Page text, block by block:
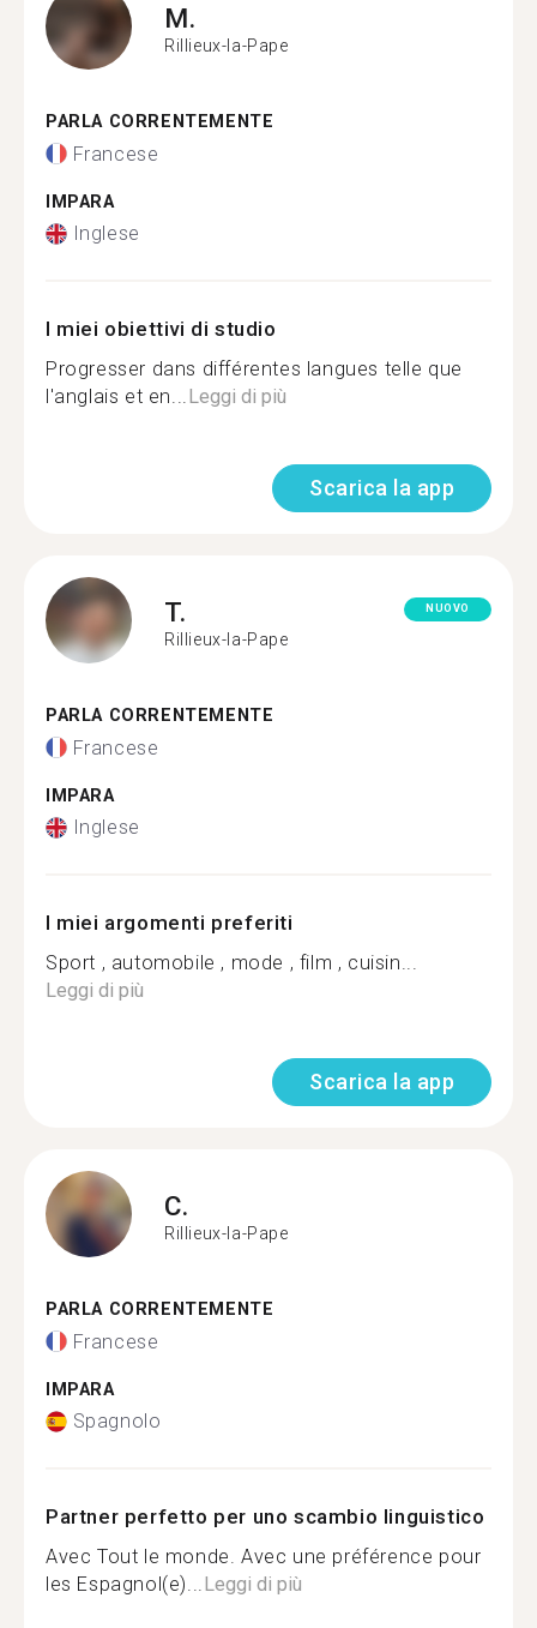
M.
Rillieux-la-Pape
PARLA CORRENTEMENTE
Francese
IMPARA
Inglese
I miei obiettivi di studio
Progresser dans différentes langues telle que
l'anglais et en...Leggi di più
Scarica la app
T.
Rillieux-la-Pape
NUOVO
PARLA CORRENTEMENTE
Francese
IMPARA
Inglese
I miei argomenti preferiti
Sport , automobile , mode , film , cuisin...
Leggi di più
Scarica la app
C.
Rillieux-la-Pape
PARLA CORRENTEMENTE
Francese
IMPARA
Spagnolo
Partner perfetto per uno scambio linguistico
Avec Tout le monde. Avec une préférence pour
les Espagnol(e)...Leggi di più